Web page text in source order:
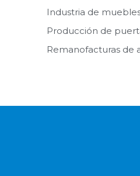
Industria de
Producción de
Remanofacturas de